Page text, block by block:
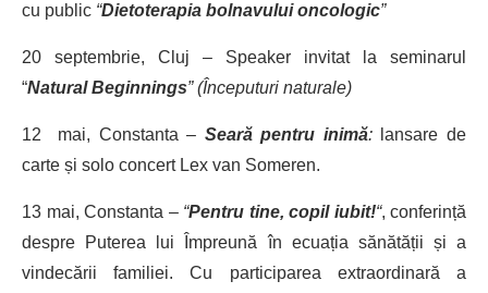
cu public “Dietoterapia bolnavului oncologic”
20 septembrie, Cluj – Speaker invitat la seminarul
“Natural Beginnings” (Începuturi naturale)
12 mai, Constanta – Seară pentru inimă:
lansare de
carte și solo concert Lex van Someren.
13 mai, Constanta – “Pentru tine, copil iubit!“, conferință
despre Puterea lui Împreună în ecuația sănătății și a
vindecării familiei. Cu participarea extraordinară a